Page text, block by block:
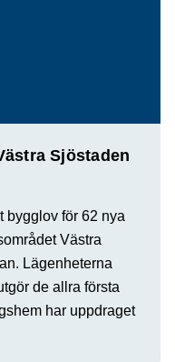
Sjöstaden
bygglov för 62 nya
Västra
Lägenheterna
de allra första
har uppdraget